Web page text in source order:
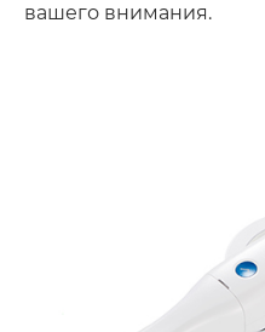
вашего внимания.